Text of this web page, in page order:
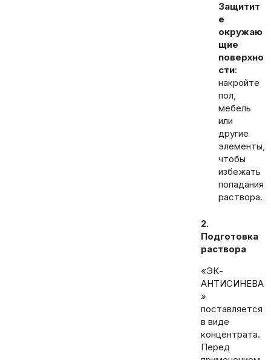
Защитит
е
окружаю
щие
поверхно
сти:
накройте
пол,
мебель
или
другие
элементы,
чтобы
избежать
попадания
раствора.
2.
Подготовка
раствора
«ЭК-
АНТИСИНЕВА
»
поставляется
в виде
концентрата.
Перед